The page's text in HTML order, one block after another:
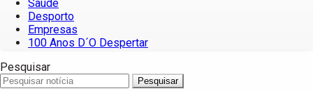
Saúde
Desporto
Empresas
100 Anos D´O Despertar
Pesquisar
Pesquisar